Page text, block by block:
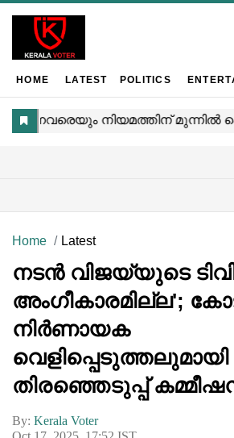
HOME LATEST POLITICS
Home Latest
നടൻ വിജയ്‌യുടെ
അംഗീകാരമില്ല';
നിർണായക
വെളിപ്പെടുത്തലുമായി
തിരഞ്ഞെടുപ്പ്
By: Kerala Voter